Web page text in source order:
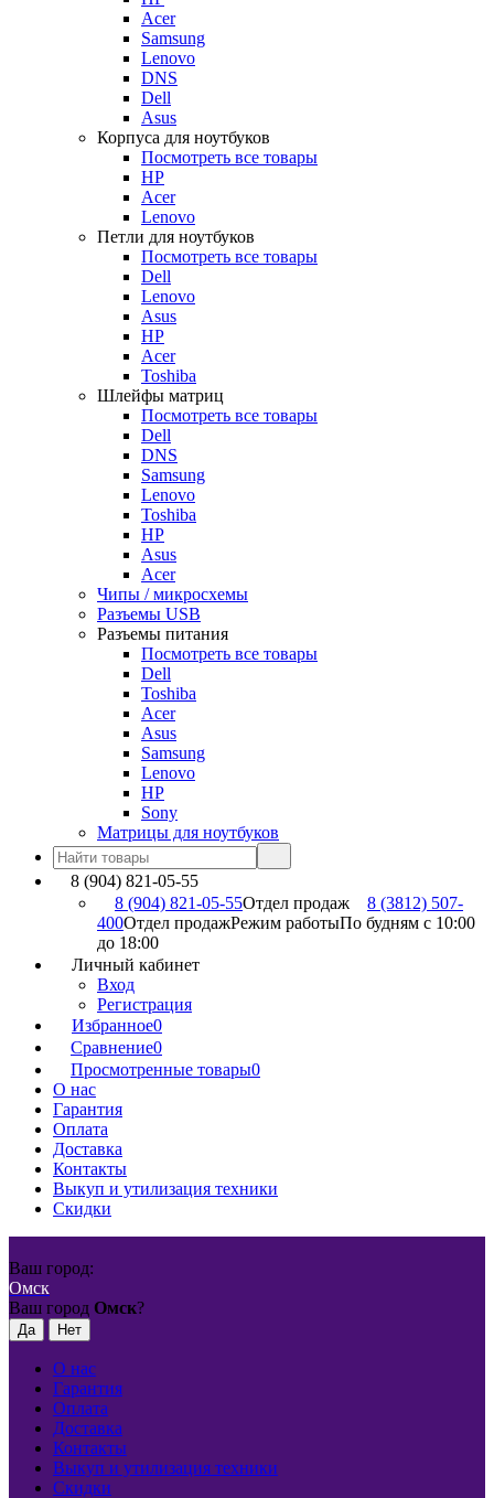
Acer
Samsung
Lenovo
DNS
Dell
Asus
Корпуса для ноутбуков
Посмотреть все товары
HP
Acer
Lenovo
Петли для ноутбуков
Посмотреть все товары
Dell
Lenovo
Asus
HP
Acer
Toshiba
Шлейфы матриц
Посмотреть все товары
Dell
DNS
Samsung
Lenovo
Toshiba
HP
Asus
Acer
Чипы / микросхемы
Разъемы USB
Разъемы питания
Посмотреть все товары
Dell
Toshiba
Acer
Asus
Samsung
Lenovo
HP
Sony
Матрицы для ноутбуков
8 (904) 821-05-55
8 (904) 821-05-55Отдел продаж
8 (3812) 507-
400Отдел продажРежим работыПо будням с 10:00
до 18:00
Личный кабинет
Вход
Регистрация
Избранное0
Сравнение0
Просмотренные товары0
О нас
Гарантия
Оплата
Доставка
Контакты
Выкуп и утилизация техники
Скидки
Ваш город:
Омск
Ваш город Омск?
О нас
Гарантия
Оплата
Доставка
Контакты
Выкуп и утилизация техники
Скидки